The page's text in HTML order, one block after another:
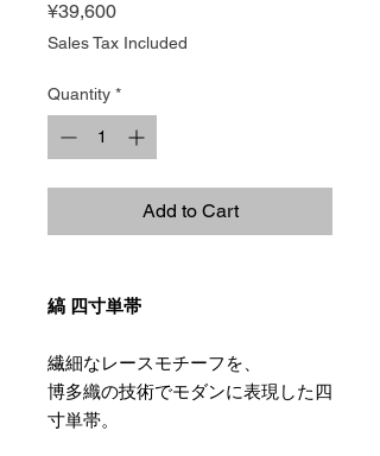
¥39,600Price
Sales Tax Included
Quantity *
Add to Cart
縞 四寸単帯
繊細なレースモチーフを、
博多織の技術でモダンに表現した四
寸単帯。